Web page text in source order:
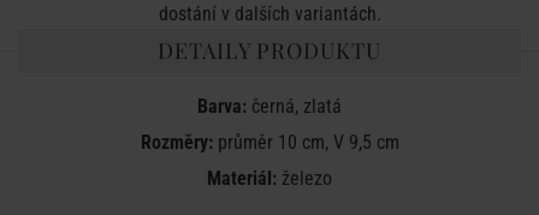
dostání v dalších variantách.
DETAILY PRODUKTU
Barva: černá, zlatá
Rozměry:průměr 10 cm, V 9,5 cm
Materiál: železo